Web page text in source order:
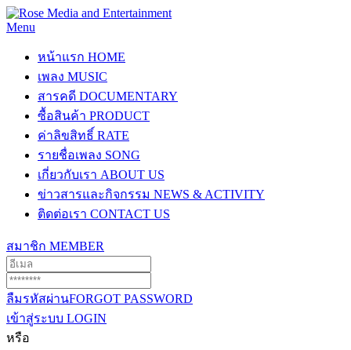
Menu
หน้าแรก HOME
เพลง MUSIC
สารคดี DOCUMENTARY
ซื้อสินค้า PRODUCT
ค่าลิขสิทธิ์ RATE
รายชื่อเพลง SONG
เกี่ยวกับเรา ABOUT US
ข่าวสารและกิจกรรม NEWS & ACTIVITY
ติดต่อเรา CONTACT US
สมาชิก MEMBER
ลืมรหัสผ่านFORGOT PASSWORD
เข้าสู่ระบบ LOGIN
หรือ